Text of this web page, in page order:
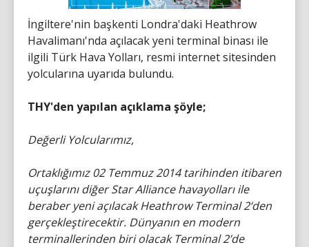
İngiltere'nin başkenti Londra'daki Heathrow
Havalimanı'nda açılacak yeni terminal binası ile
ilgili Türk Hava Yolları, resmi internet sitesinden
yolcularına uyarıda bulundu.
THY'den yapılan açıklama şöyle;
Değerli Yolcularımız,
Ortaklığımız 02 Temmuz 2014 tarihinden itibaren
uçuşlarını diğer Star Alliance havayolları ile
beraber yeni açılacak Heathrow Terminal 2‘den
gerçekleştirecektir. Dünyanın en modern
terminallerinden biri olacak Terminal 2’de